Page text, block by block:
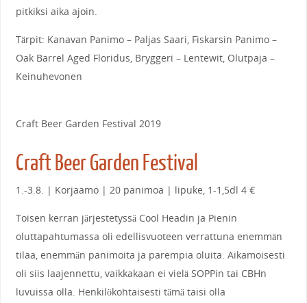
pitkiksi aika ajoin.
Tärpit: Kanavan Panimo – Paljas Saari, Fiskarsin Panimo –
Oak Barrel Aged Floridus, Bryggeri – Lentewit, Olutpaja –
Keinuhevonen
Craft Beer Garden Festival 2019
Craft Beer Garden Festival
1.-3.8. | Korjaamo | 20 panimoa | lipuke, 1-1,5dl 4 €
Toisen kerran järjestetyssä Cool Headin ja Pienin
oluttapahtumassa oli edellisvuoteen verrattuna enemmän
tilaa, enemmän panimoita ja parempia oluita. Aikamoisesti
oli siis laajennettu, vaikkakaan ei vielä SOPPin tai CBHn
luvuissa olla. Henkilökohtaisesti tämä taisi olla